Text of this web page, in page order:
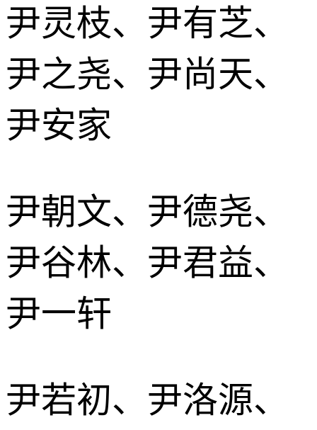
尹灵枝、尹有芝、
尹之尧、尹尚天、
尹安家
尹朝文、尹德尧、
尹谷林、尹君益、
尹一轩
尹若初、尹洛源、